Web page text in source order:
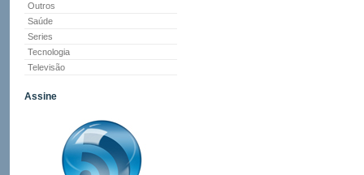
Outros
Saúde
Series
Tecnologia
Televisão
Assine